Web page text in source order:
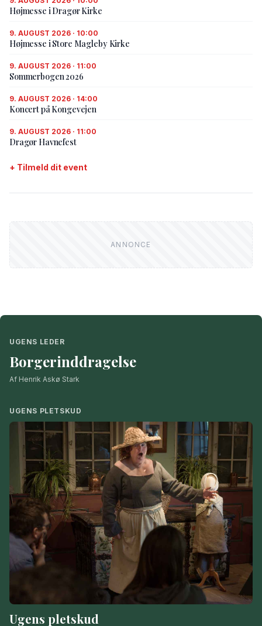
Højmesse i Dragør Kirke
9. AUGUST 2026 · 10:00
Højmesse i Store Magleby Kirke
9. AUGUST 2026 · 11:00
Sommerbogen 2026
9. AUGUST 2026 · 14:00
Koncert på Kongevejen
9. AUGUST 2026 · 11:00
Dragør Havnefest
+ Tilmeld dit event
UGENS LEDER
Borgerinddragelse
Af Henrik Askø Stark
UGENS PLETSKUD
Ugens pletskud